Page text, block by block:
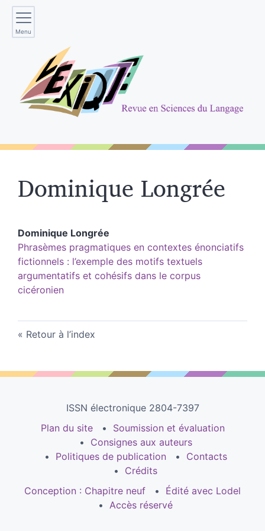
Menu
Dominique Longrée
Dominique Longrée
Phrasèmes pragmatiques en contextes énonciatifs
fictionnels : l’exemple des motifs textuels
argumentatifs et cohésifs dans le corpus
cicéronien
Retour à l’index
ISSN électronique 2804-7397
Plan du site
Soumission et évaluation
Consignes aux auteurs
Politiques de publication
Contacts
Crédits
Conception : Chapitre neuf
Édité avec Lodel
Accès réservé